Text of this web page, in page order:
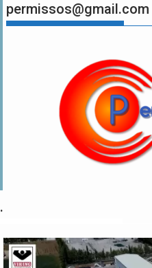
permissos@gmail.com
.